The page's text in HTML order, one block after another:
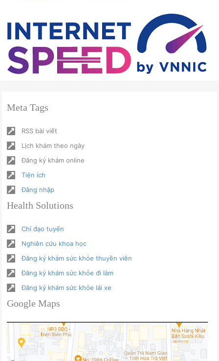
Meta Tags
RSS bài viết
Lịch khám theo ngày
Đăng ký khám online
Tiện ích
Đăng nhập
Health Solutions
Chỉ đạo tuyến
Nghiên cứu khoa học
Đăng ký khám sức khỏe thuyền viên
Đăng ký khám sức khỏe đi làm
Đăng ký khám sức khỏe lái xe
Google Maps